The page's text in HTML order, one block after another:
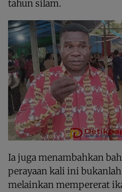
tahun silam.
Ia juga menambahkan
perayaan kali ini
melainkan mempererat